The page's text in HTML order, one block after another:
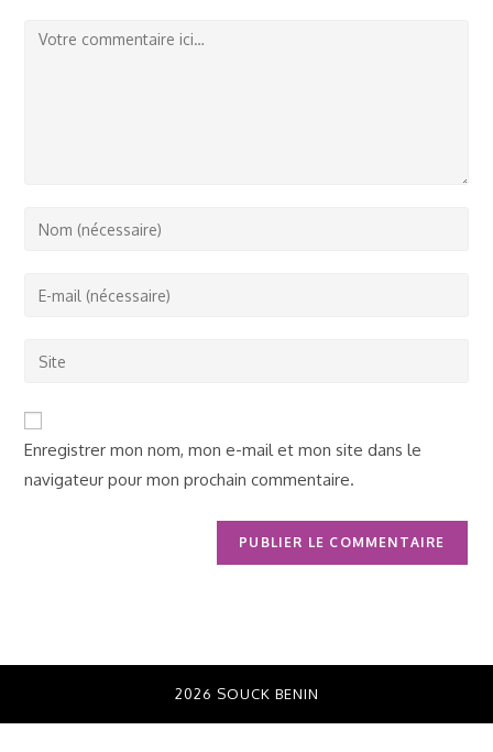
Comment
Enter
or
Enter
address
Saisir
votre
site
(facultatif)
Enregistrer mon nom, mon e-mail et mon site dans le
navigateur pour mon prochain commentaire.
2026 SOUCK BENIN